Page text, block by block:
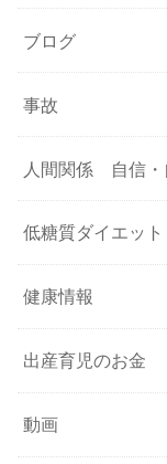
ブログ
事故
人間関係 自信・
低糖質ダイエット
健康情報
出産育児のお金
動画